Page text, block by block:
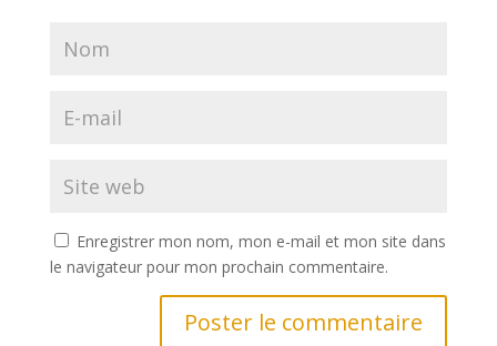
Enregistrer mon nom, mon e-mail et mon site dans
le navigateur pour mon prochain commentaire.